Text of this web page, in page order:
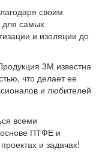
своим
для самых
и изоляции до
3М известна
что делает ее
и любителей
всеми
ПТФЕ и
и задачах!